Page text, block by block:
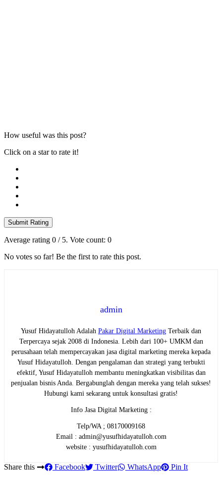
How useful was this post?
Click on a star to rate it!
Submit Rating
Average rating 0 / 5. Vote count: 0
No votes so far! Be the first to rate this post.
admin
Yusuf Hidayatulloh Adalah Pakar Digital Marketing Terbaik dan
Terpercaya sejak 2008 di Indonesia. Lebih dari 100+ UMKM dan
perusahaan telah mempercayakan jasa digital marketing mereka kepada
Yusuf Hidayatulloh. Dengan pengalaman dan strategi yang terbukti
efektif, Yusuf Hidayatulloh membantu meningkatkan visibilitas dan
penjualan bisnis Anda. Bergabunglah dengan mereka yang telah sukses!
Hubungi kami sekarang untuk konsultasi gratis!
Info Jasa Digital Marketing :
Telp/WA ; 08170009168
Email : admin@yusufhidayatulloh.com
website : yusufhidayatulloh.com
Share this Facebook Twitter WhatsApp Pin It